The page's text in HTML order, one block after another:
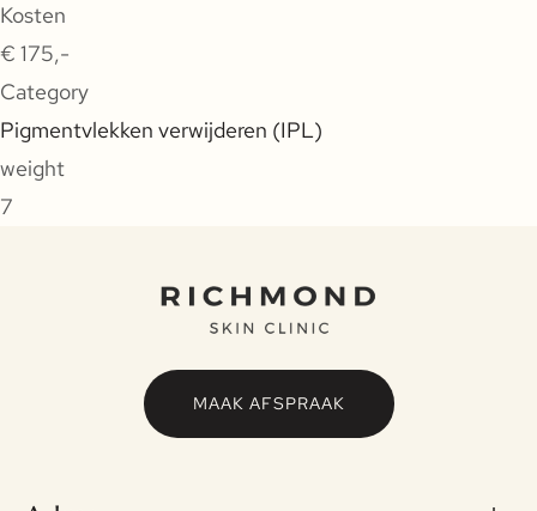
Kosten
€ 175,-
Category
Pigmentvlekken verwijderen (IPL)
weight
7
MAAK AFSPRAAK